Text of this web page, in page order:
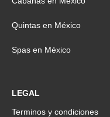
Quintas en México
Spas en México
LEGAL
Terminos y condiciones